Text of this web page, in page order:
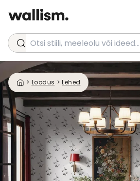
Otsi stiili, meeleolu või ideed...
> Loodus > Lehed